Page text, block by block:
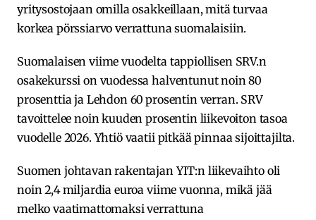
yritysostojaan omilla osakkeillaan, mitä turvaa
korkea pörssiarvo verrattuna suomalaisiin.
Suomalaisen viime vuodelta tappiollisen SRV.n
osakekurssi on vuodessa halventunut noin 80
prosenttia ja Lehdon 60 prosentin verran. SRV
tavoittelee noin kuuden prosentin liikevoiton tasoa
vuodelle 2026. Yhtiö vaatii pitkää pinnaa sijoittajilta.
Suomen johtavan rakentajan YIT:n liikevaihto oli
noin 2,4 miljardia euroa viime vuonna, mikä jää
melko vaatimattomaksi verrattuna